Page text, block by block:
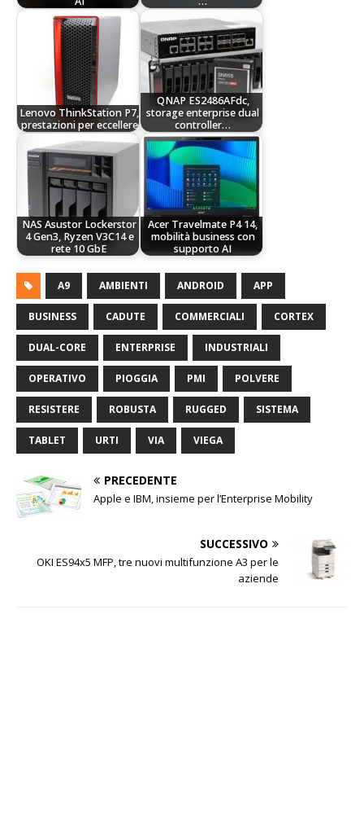
Lenovo ThinkStation P7,
prestazioni per eccellere
QNAP ES2486AFdc,
storage enterprise dual
controller…
NAS Asustor Lockerstor
4 Gen3, Ryzen V3C14 e
rete 10 GbE
Acer Travelmate P4 14,
mobilità business con
supporto AI
A9 AMBIENTI ANDROID APP
BUSINESS CADUTE COMMERCIALI CORTEX
DUAL-CORE ENTERPRISE INDUSTRIALI
OPERATIVO PIOGGIA PMI POLVERE
RESISTERE ROBUSTA RUGGED SISTEMA
TABLET URTI VIA VIEGA
PRECEDENTE
Apple e IBM, insieme per l’Enterprise Mobility
SUCCESSIVO
OKI ES94x5 MFP, tre nuovi multifunzione A3 per le
aziende